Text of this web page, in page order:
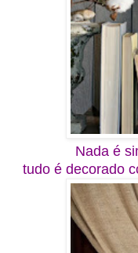
Nada é
tudo é decorado